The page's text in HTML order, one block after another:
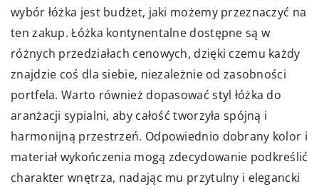
wybór łóżka jest budżet, jaki możemy przeznaczyć na
ten zakup. Łóżka kontynentalne dostępne są w
różnych przedziałach cenowych, dzięki czemu każdy
znajdzie coś dla siebie, niezależnie od zasobności
portfela. Warto również dopasować styl łóżka do
aranżacji sypialni, aby całość tworzyła spójną i
harmonijną przestrzeń. Odpowiednio dobrany kolor i
materiał wykończenia mogą zdecydowanie podkreślić
charakter wnętrza, nadając mu przytulny i elegancki